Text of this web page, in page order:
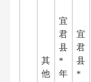
其
他
宜
君
县
*
年
宜
君
县
*